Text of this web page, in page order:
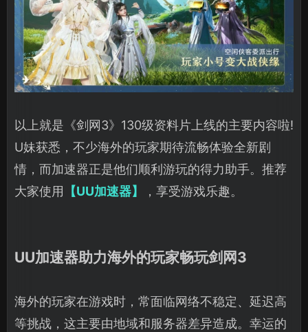
以上就是《剑网3》130级资料片上线的主要内容啦!
U妹获悉，不少海外的玩家期待流畅体验全新剧
情，而加速器正是他们顺利游玩的得力助手。推荐
大家使用
【UU加速器】 ，享受游戏乐趣。
UU加速器助力海外的玩家畅玩剑网3
海外的玩家在游戏时，常面临网络不稳定、延迟高
等挑战，这主要由地域和服务器差异造成。幸运的